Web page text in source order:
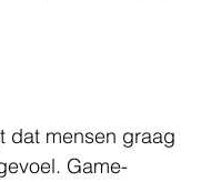
dat mensen graag
Game-